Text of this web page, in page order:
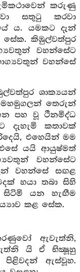
කරුණු
සතුටු කරවා
ය. යමකට දැන්
කිඹුල්වත්පුර
වහන්සේට
වහන්සේ
ශාක්‍යයන්
තෙරුන්
පහ වූ ථීනමිද්ධ
කතාවක්
එහෙයින් මම
යයි ආයුෂ්මත්
වහන්සේට
වහන්සේ සඟළ
හයා තබා සිහි
යන හැඟීම
කළ සේක.
ඇවැත්නි,
යි ඒ භික්‍ෂූහු
ඇස්වූහ.